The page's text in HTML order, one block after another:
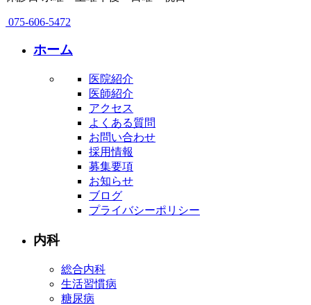
075-606-5472
ホーム
医院紹介
医師紹介
アクセス
よくある質問
お問い合わせ
採用情報
募集要項
お知らせ
ブログ
プライバシーポリシー
内科
総合内科
生活習慣病
糖尿病